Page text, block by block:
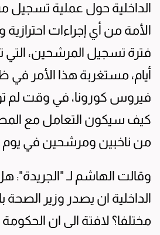
الداخلية حول عملية
الأمة من أي إجراءات
فترة تسجيل المرشحين، التي
أيام، مستغربة هذا الأمر
فيروس كورونا، في وقت لم
كيف سيكون التعامل مع
من ناخبين ومرشحين في يوم
وقالت الهاشم لـ "الجريدة":
الداخلية ان يصدر وزير الصحة
مختلفا؟ لافتة الى ان